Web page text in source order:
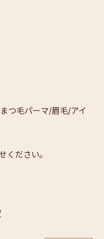
つ毛パーマ/眉毛/アイ
ください。